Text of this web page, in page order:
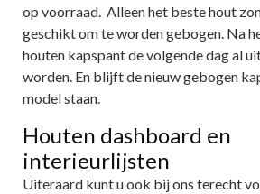
op voorraad. Alleen het beste hout
geschikt om te worden gebogen. Na
houten kapspant de volgende dag al
worden. En blijft de nieuw gebogen
model staan.
Houten dashboard en
interieurlijsten
Uiteraard kunt u ook bij ons terecht